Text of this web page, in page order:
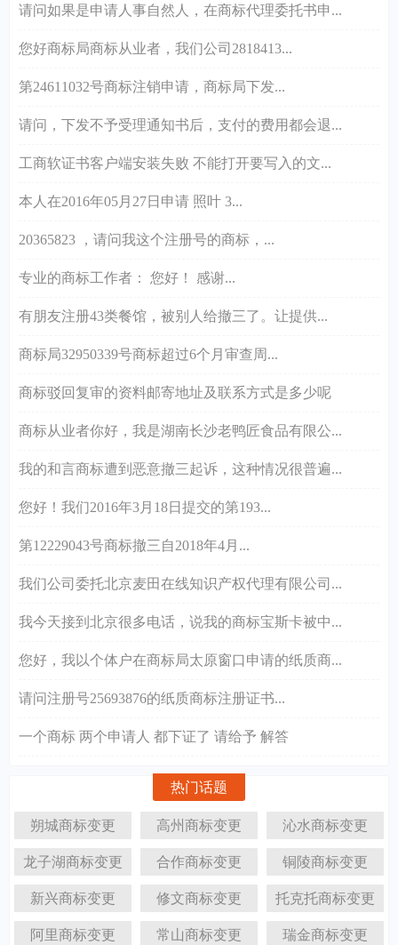
请问如果是申请人事自然人，在商标代理委托书申...
您好商标局商标从业者，我们公司2818413...
第24611032号商标注销申请，商标局下发...
请问，下发不予受理通知书后，支付的费用都会退...
工商软证书客户端安装失败 不能打开要写入的文...
本人在2016年05月27日申请 照叶 3...
20365823 ，请问我这个注册号的商标，...
专业的商标工作者： 您好！ 感谢...
有朋友注册43类餐馆，被别人给撤三了。让提供...
商标局32950339号商标超过6个月审查周...
商标驳回复审的资料邮寄地址及联系方式是多少呢
商标从业者你好，我是湖南长沙老鸭匠食品有限公...
我的和言商标遭到恶意撤三起诉，这种情况很普遍...
您好！我们2016年3月18日提交的第193...
第12229043号商标撤三自2018年4月...
我们公司委托北京麦田在线知识产权代理有限公司...
我今天接到北京很多电话，说我的商标宝斯卡被中...
您好，我以个体户在商标局太原窗口申请的纸质商...
请问注册号25693876的纸质商标注册证书...
一个商标 两个申请人 都下证了 请给予 解答
热门话题
朔城商标变更 高州商标变更 沁水商标变更
龙子湖商标变更 合作商标变更 铜陵商标变更
新兴商标变更 修文商标变更 托克托商标变更
阿里商标变更 常山商标变更 瑞金商标变更